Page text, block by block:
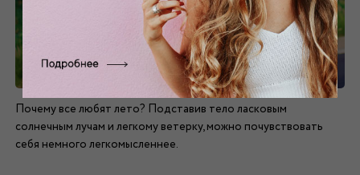
Почему все любят лето? Подставив тело ласковым
солнечным лучам и легкому ветерку, можно почувствовать
себя немного легкомысленнее.